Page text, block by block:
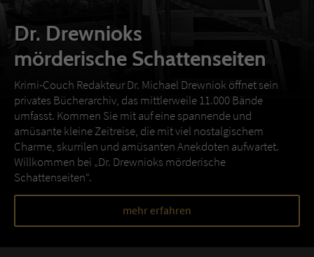
Dr. Drewnioks
mörderische Schattenseiten
Krimi-Couch Redakteur Dr. Michael Drewniok öffnet sein
privates Bücherarchiv, das mittlerweile 11.000 Bände
umfasst. Kommen Sie mit auf eine spannende und
amüsante kleine Zeitreise, die mit viel nostalgischem
Charme, skurrilen und amüsanten Anekdoten aufwartet.
Willkommen bei „Dr. Drewnioks mörderische
Schattenseiten“.
mehr erfahren